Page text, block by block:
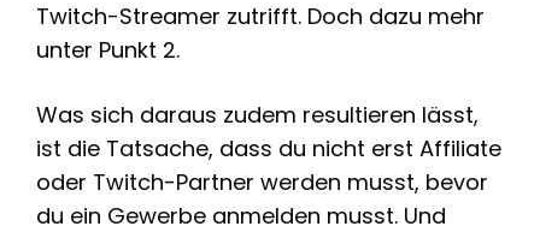
Twitch-Streamer zutrifft. Doch dazu mehr
unter Punkt 2.
Was sich daraus zudem resultieren lässt,
ist die Tatsache, dass du nicht erst Affiliate
oder Twitch-Partner werden musst, bevor
du ein Gewerbe anmelden musst. Und